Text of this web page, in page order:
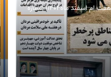
هفته نامه هرمزگان من| بیست و هفت ام اسفند ماه۱۴۰۴| شماره